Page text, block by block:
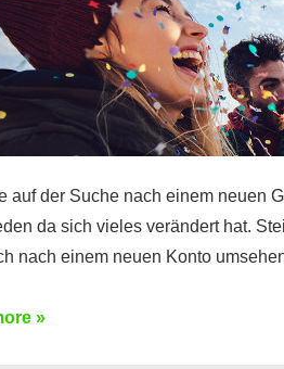
auf der Suche nach einem neuen
da sich vieles verändert hat.
nach einem neuen Konto
»